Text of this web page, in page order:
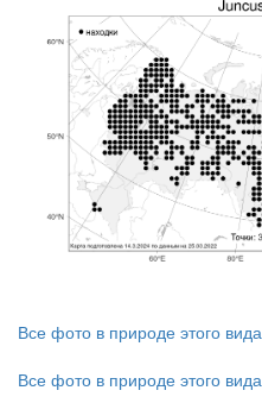
Все фото в природе этого вида
Все фото в природе этого вида